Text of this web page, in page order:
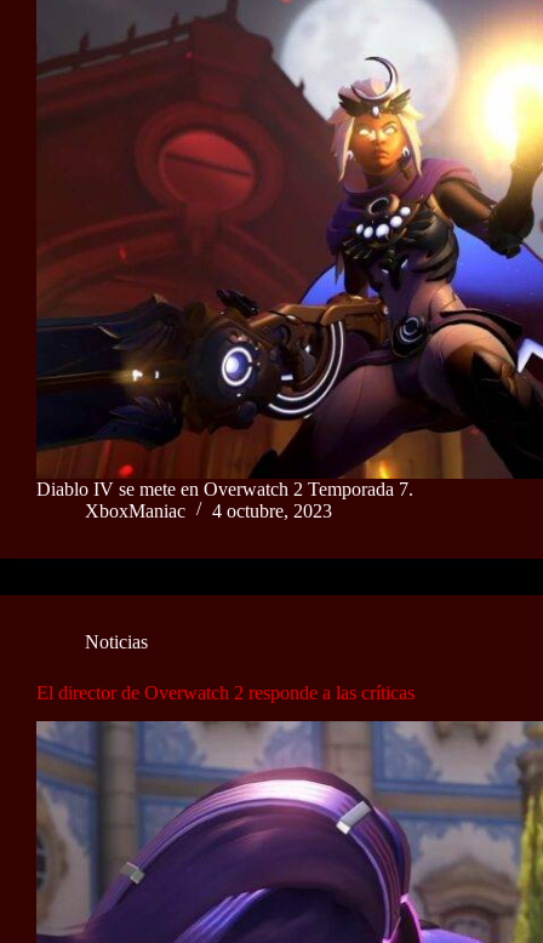
Diablo IV se mete en Overwatch 2 Temporada 7.
XboxManiac
4 octubre, 2023
Noticias
El director de Overwatch 2 responde a las críticas